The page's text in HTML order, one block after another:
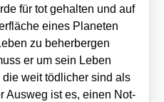
für tot gehal­ten und auf
eines Pla­ne­ten
zu beher­ber­gen
er um sein Leben
weit töd­li­cher sind als
Aus­weg ist es, einen Not­